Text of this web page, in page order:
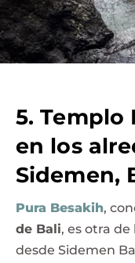
5. Templo
en los
Sidemen,
Pura Besakih,
de Bali, es otra
desde Sidemen